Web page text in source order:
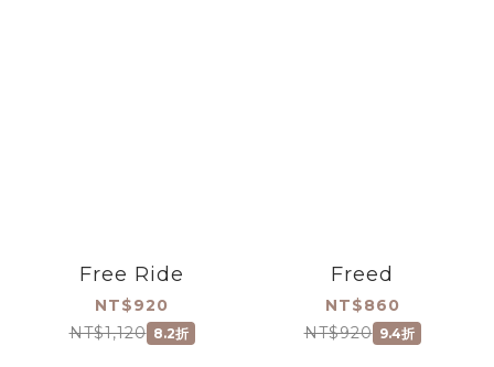
Free Ride
NT$920
NT$1,120 8.2折
Freed
NT$860
NT$920 9.4折